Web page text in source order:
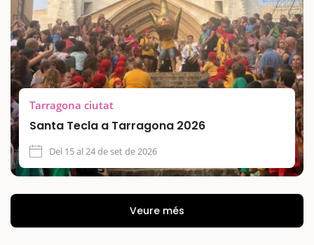
Tarragona ciutat
Santa Tecla a Tarragona 2026
Del 15 al 24 de set de 2026
Veure més